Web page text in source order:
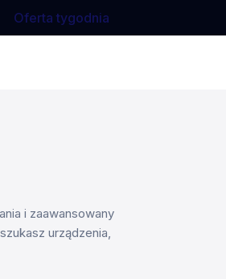
Oferta tygodnia
i zaawansowany
urządzenia,